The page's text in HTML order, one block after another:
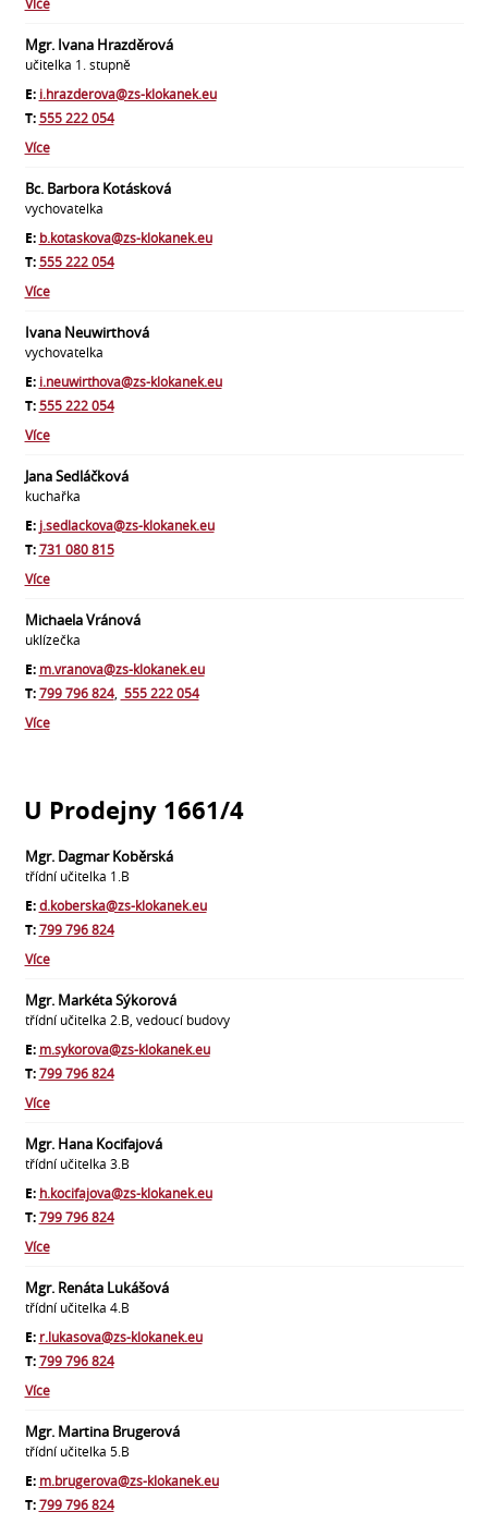
Mgr. Ivana Hrazděrová
učitelka 1. stupně
E: i.hrazderova@zs-klokanek.eu
T:555 222 054
Více
Bc. Barbora Kotásková
vychovatelka
E: b.kotaskova@zs-klokanek.eu
T:555 222 054
Více
Ivana Neuwirthová
vychovatelka
E: i.neuwirthova@zs-klokanek.eu
T:555 222 054
Více
Jana Sedláčková
kuchařka
E: j.sedlackova@zs-klokanek.eu
T:731 080 815
Více
Michaela Vránová
uklízečka
E: m.vranova@zs-klokanek.eu
T:799 796 824, 555 222 054
Více
U Prodejny 1661/4
Mgr. Dagmar Koběrská
třídní učitelka 1.B
E:d.koberska@zs-klokanek.eu
T:799 796 824
Více
Mgr. Markéta Sýkorová
třídní učitelka 2.B, vedoucí budovy
E: m.sykorova@zs-klokanek.eu
T:799 796 824
Více
Mgr. Hana Kocifajová
třídní učitelka 3.B
E: h.kocifajova@zs-klokanek.eu
T:799 796 824
Více
Mgr. Renáta Lukášová
třídní učitelka 4.B
E: r.lukasova@zs-klokanek.eu
T:799 796 824
Více
Mgr. Martina Brugerová
třídní učitelka 5.B
E: m.brugerova@zs-klokanek.eu
T:799 796 824